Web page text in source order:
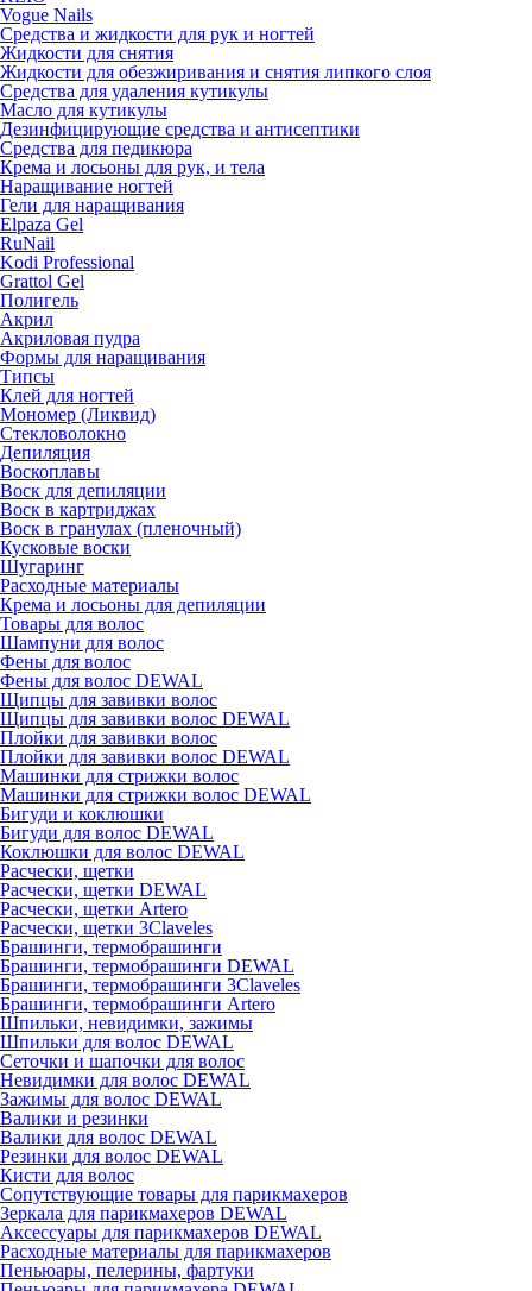
Vogue Nails
Средства и жидкости для рук и ногтей
Жидкости для снятия
Жидкости для обезжиривания и снятия липкого слоя
Средства для удаления кутикулы
Масло для кутикулы
Дезинфицирующие средства и антисептики
Средства для педикюра
Крема и лосьоны для рук, и тела
Наращивание ногтей
Гели для наращивания
Elpaza Gel
RuNail
Kodi Professional
Grattol Gel
Полигель
Акрил
Акриловая пудра
Формы для наращивания
Типсы
Клей для ногтей
Мономер (Ликвид)
Стекловолокно
Депиляция
Воскоплавы
Воск для депиляции
Воск в картриджах
Воск в гранулах (пленочный)
Кусковые воски
Шугаринг
Расходные материалы
Крема и лосьоны для депиляции
Товары для волос
Шампуни для волос
Фены для волос
Фены для волос DEWAL
Щипцы для завивки волос
Щипцы для завивки волос DEWAL
Плойки для завивки волос
Плойки для завивки волос DEWAL
Машинки для стрижки волос
Машинки для стрижки волос DEWAL
Бигуди и коклюшки
Бигуди для волос DEWAL
Коклюшки для волос DEWAL
Расчески, щетки
Расчески, щетки DEWAL
Расчески, щетки Artero
Расчески, щетки 3Claveles
Брашинги, термобрашинги
Брашинги, термобрашинги DEWAL
Брашинги, термобрашинги 3Claveles
Брашинги, термобрашинги Artero
Шпильки, невидимки, зажимы
Шпильки для волос DEWAL
Сеточки и шапочки для волос
Невидимки для волос DEWAL
Зажимы для волос DEWAL
Валики и резинки
Валики для волос DEWAL
Резинки для волос DEWAL
Кисти для волос
Сопутствующие товары для парикмахеров
Зеркала для парикмахеров DEWAL
Аксессуары для парикмахеров DEWAL
Расходные материалы для парикмахеров
Пеньюары, пелерины, фартуки